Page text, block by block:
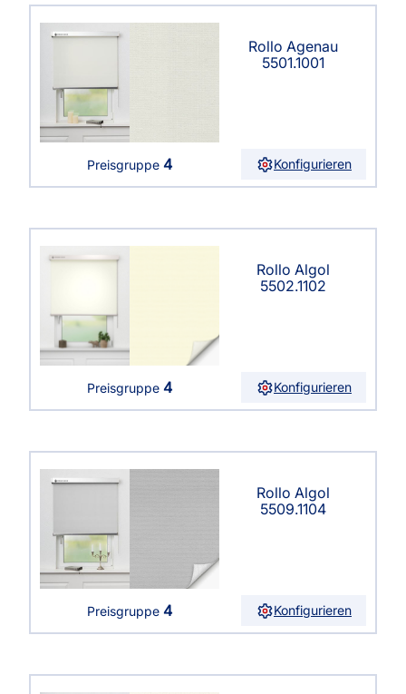
Rollo Agenau
5501.1001
Preisgruppe 4 Konfigurieren
Rollo Algol
5502.1102
Preisgruppe 4 Konfigurieren
Rollo Algol
5509.1104
Preisgruppe 4 Konfigurieren